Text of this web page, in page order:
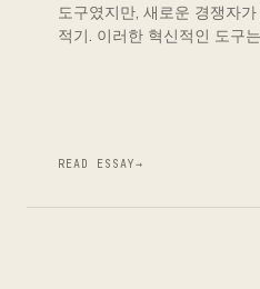
도구였지만, 새로운 경쟁자
적기. 이러한 혁신적인 도구
READ ESSAY→